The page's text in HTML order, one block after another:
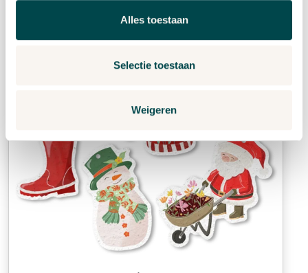
Alles toestaan
Selectie toestaan
Weigeren